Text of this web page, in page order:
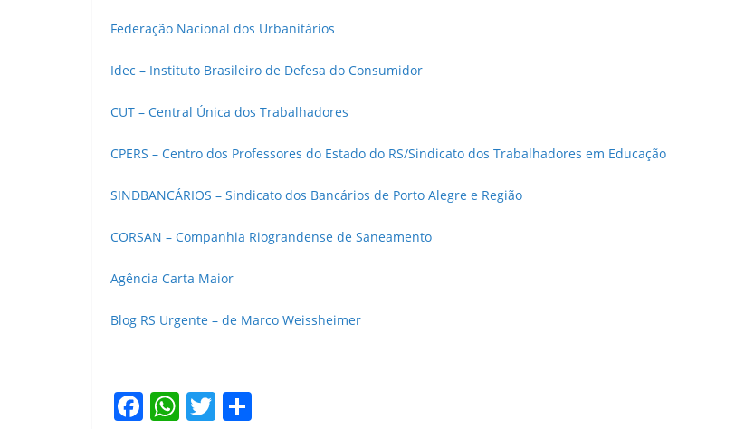
Federação Nacional dos Urbanitários
Idec – Instituto Brasileiro de Defesa do Consumidor
CUT – Central Única dos Trabalhadores
CPERS – Centro dos Professores do Estado do RS/Sindicato dos Trabalhadores em Educação
SINDBANCÁRIOS – Sindicato dos Bancários de Porto Alegre e Região
CORSAN – Companhia Riograndense de Saneamento
Agência Carta Maior
Blog RS Urgente – de Marco Weissheimer
F W T